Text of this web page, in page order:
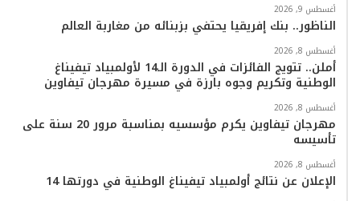
م
أغسطس 9, 2026
الناظور.. بنك إفريقيا يحتفي بزبنائه من مغاربة العالم
أغسطس 8, 2026
أملن.. تتويج الفائزات في الدورة الـ14 لأولمبياد تيفيناغ
الوطنية وتكريم وجوه بارزة في مسيرة مهرجان تيفاوين
أغسطس 8, 2026
مهرجان تيفاوين يكرم مؤسسيه بمناسبة مرور 20 سنة على
تأسيسه
أغسطس 8, 2026
الإعلان عن نتائج أولمبياد تيفيناغ الوطنية في دورتها 14